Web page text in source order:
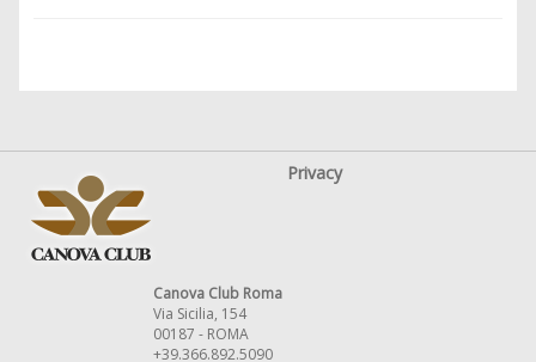
Privacy
Canova Club Roma
Via Sicilia, 154
00187 - ROMA
+39.366.892.5090